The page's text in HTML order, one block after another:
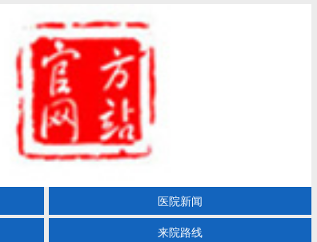
医院新闻
来院路线